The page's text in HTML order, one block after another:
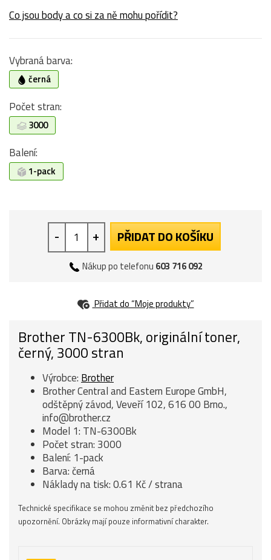
Co jsou body a co si za ně mohu pořídit?
Vybraná barva:
černá
Počet stran:
3000
Balení:
1-pack
- + PŘIDAT DO KOŠÍKU
Nákup po telefonu 603 716 092
Přidat do “Moje produkty”
Brother TN-6300Bk, originální toner,
černý, 3000 stran
Výrobce: Brother
Brother Central and Eastern Europe GmbH,
odštěpný závod, Veveří 102, 616 00 Brno.,
info@brother.cz
Model 1: TN-6300Bk
Počet stran: 3000
Balení: 1-pack
Barva: černá
Náklady na tisk: 0.61 Kč / strana
Technické specifikace se mohou změnit bez předchozího
upozornění. Obrázky mají pouze informativní charakter.